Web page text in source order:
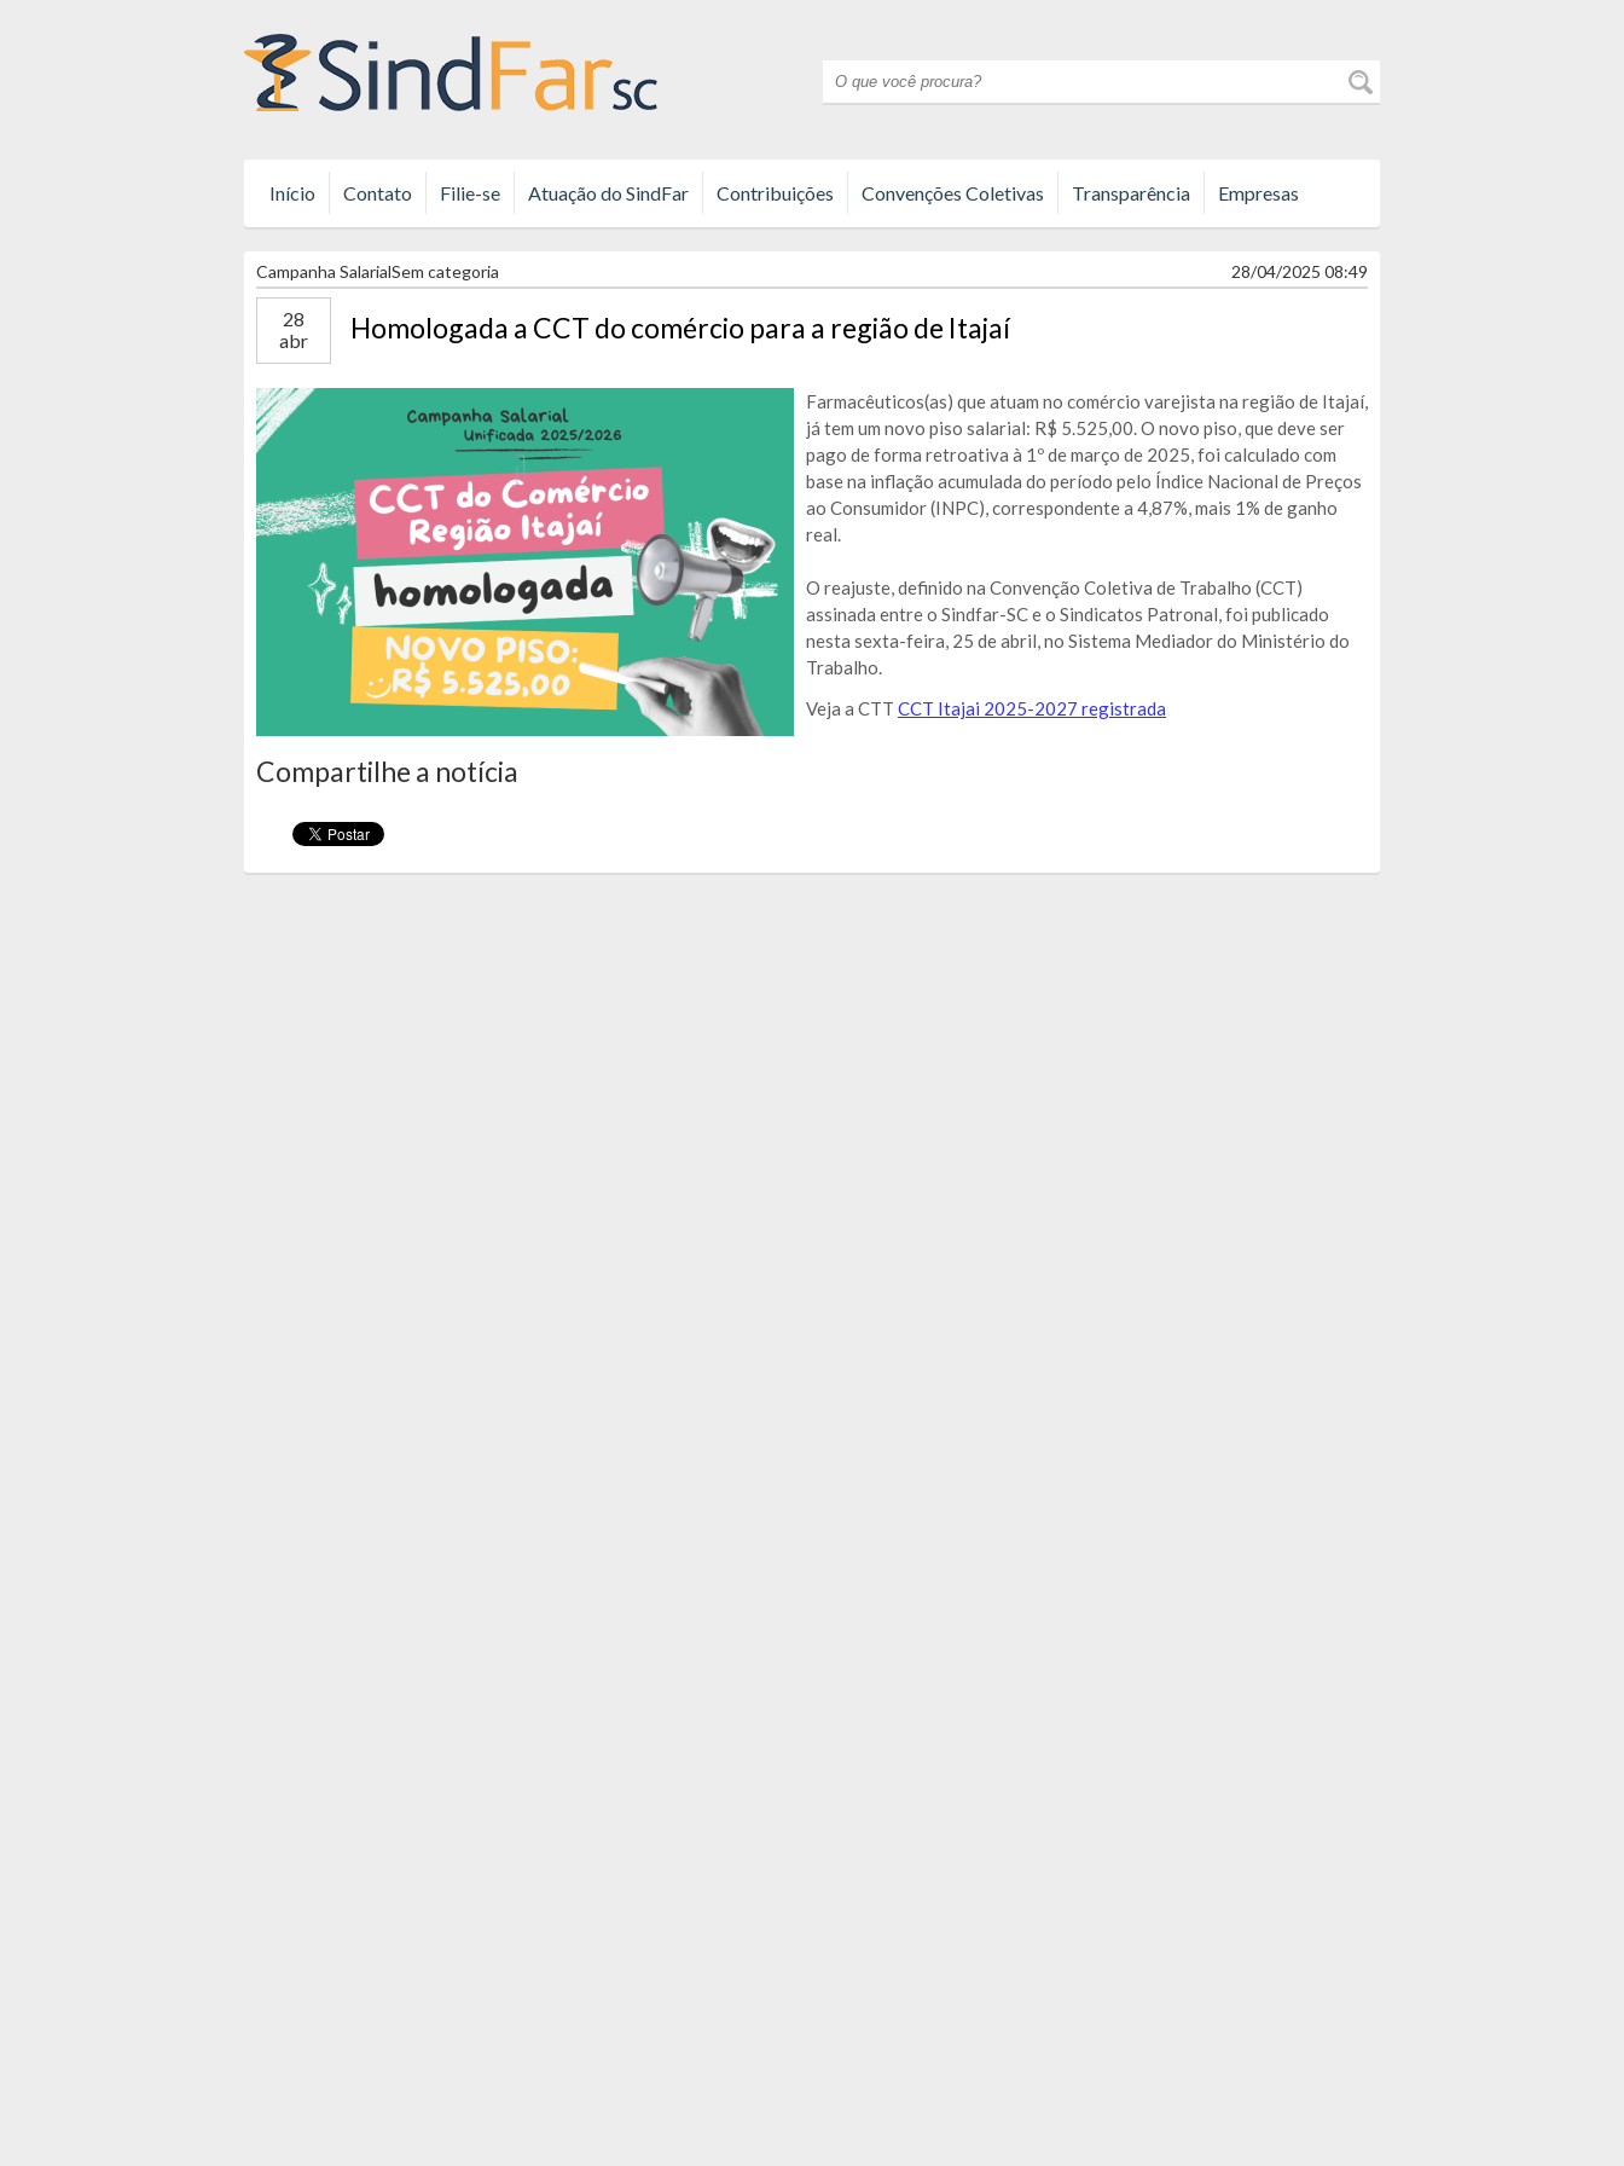
Início Contato Filie-se Atuação do SindFar Contribuições Convenções Coletivas Transparência Empresas
Campanha SalarialSem categoria 28/04/2025 08:49
28
abr
Homologada a CCT do comércio para a região de Itajaí
Farmacêuticos(as) que atuam no comércio varejista na região de Itajaí,
já tem um novo piso salarial: R$ 5.525,00.O novo piso, quedeve ser
pago de forma retroativa à 1º de março de 2025, foi calculado com
base na inflação acumulada do período pelo Índice Nacional de Preços
ao Consumidor (INPC), correspondente a 4,87%, mais 1% deganho
real.
O reajuste, definido na Convenção Coletiva de Trabalho (CCT)
assinada entre o Sindfar-SC e o Sindicatos Patronal, foi publicado
nesta sexta-feira, 25 de abril, no Sistema Mediador do Ministério do
Trabalho.
Veja a CTT CCT Itajai 2025-2027 registrada
Compartilhe a notícia